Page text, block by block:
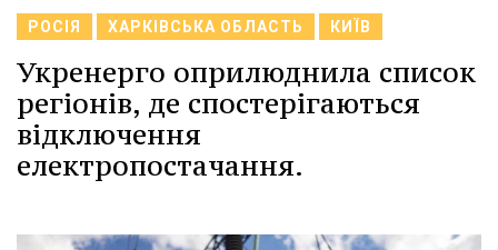
РОСІЯ ХАРКІВСЬКА ОБЛАСТЬ КИЇВ
Укренерго оприлюднила список
регіонів, де спостерігаються
відключення
електропостачання.